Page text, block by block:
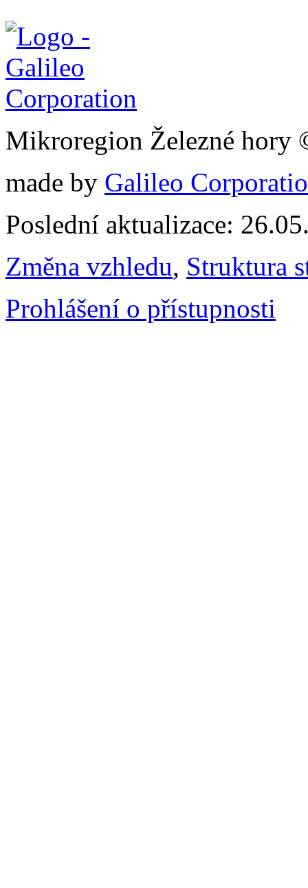
Mikroregion Železné hory
made by Galileo
Poslední aktualizace:
Změna vzhledu, Struktura
Prohlášení o přístupnosti